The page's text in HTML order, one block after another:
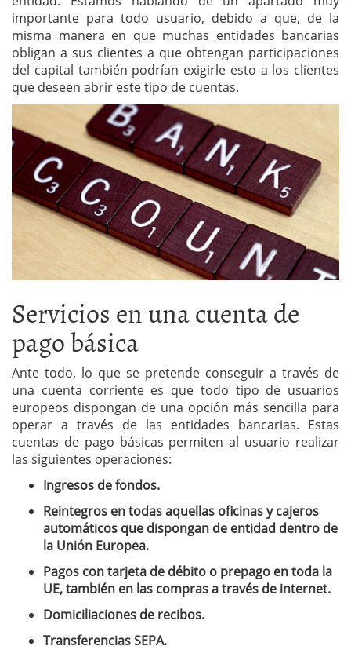
importante para todo usuario, debido a que, de la
misma manera en que muchas entidades bancarias
obligan a sus clientes a que obtengan participaciones
del capital también podrían exigirle esto a los clientes
que deseen abrir este tipo de cuentas.
Servicios en una cuenta de
pago básica
Ante todo, lo que se pretende conseguir a través de
una cuenta corriente es que todo tipo de usuarios
europeos dispongan de una opción más sencilla para
operar a través de las entidades bancarias. Estas
cuentas de pago básicas permiten al usuario realizar
las siguientes operaciones:
Ingresos de fondos.
Reintegros en todas aquellas oficinas y cajeros
automáticos que dispongan de entidad dentro de
la Unión Europea.
Pagos con tarjeta de débito o prepago en toda la
UE, también en las compras a través de internet.
Domiciliaciones de recibos.
Transferencias SEPA.